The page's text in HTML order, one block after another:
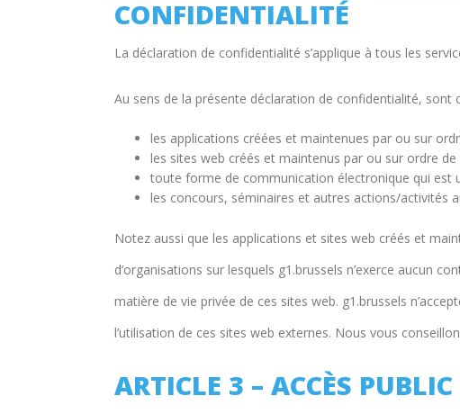
CONFIDENTIALITÉ
La déclaration de confidentialité s’applique à tous les
Au sens de la présente déclaration de confidentialité, sont
les applications créées et maintenues par ou sur
les sites web créés et maintenus par ou sur ordre
toute forme de communication électronique qui est
les concours, séminaires et autres actions/activités
Notez aussi que les applications et sites web créés et
d’organisations sur lesquels g1.brussels n’exerce aucun
matière de vie privée de ces sites web. g1.brussels
l’utilisation de ces sites web externes. Nous vous
ARTICLE 3 – ACCÈS